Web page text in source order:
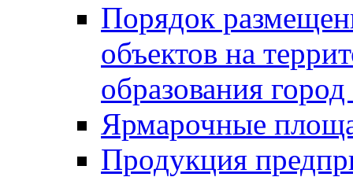
Порядок
объектов на
образования
Ярмарочные
Продукция